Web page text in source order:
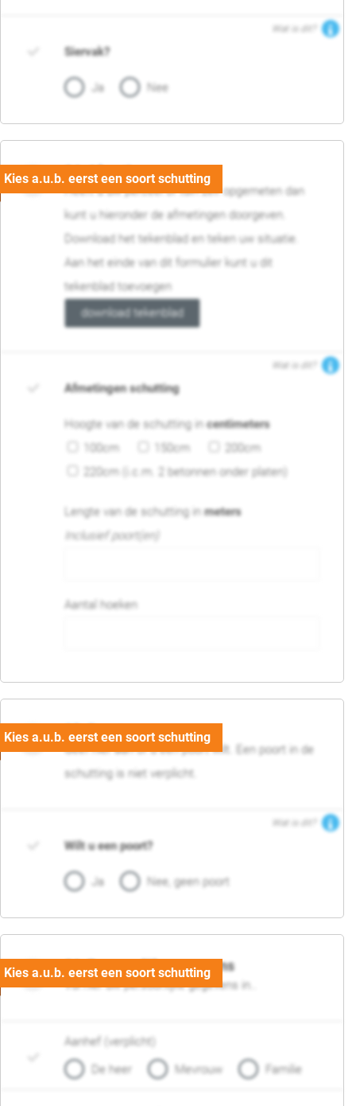
Wat is dit?
Siervak?
Ja Nee
04. Afmetingen
Heeft u uw perceel of tuin zelf opgemeten dan
kunt u hieronder de afmetingen doorgeven.
Download het tekenblad en teken uw situatie.
Aan het einde van dit formulier kunt u dit
tekenblad toevoegen
download tekenblad
Wat is dit?
Afmetingen schutting
Hoogte van de schutting incentimeters
100cm
150cm
200cm
220cm (i.c.m. 2 betonnen onder platen)
Lengte van de schutting inmeters
Inclusief poort(en)
Aantal hoeken
05. Poort
Geef hier aan of u een poort wilt. Een poort in de
schutting is niet verplicht.
Wat is dit?
Wilt u een poort?
Ja Nee, geen poort
06. Persoonlijke gegevens
Vul hier uw persoonlijke gegevens in..
Aanhef (verplicht)
De heer
Mevrouw Familie